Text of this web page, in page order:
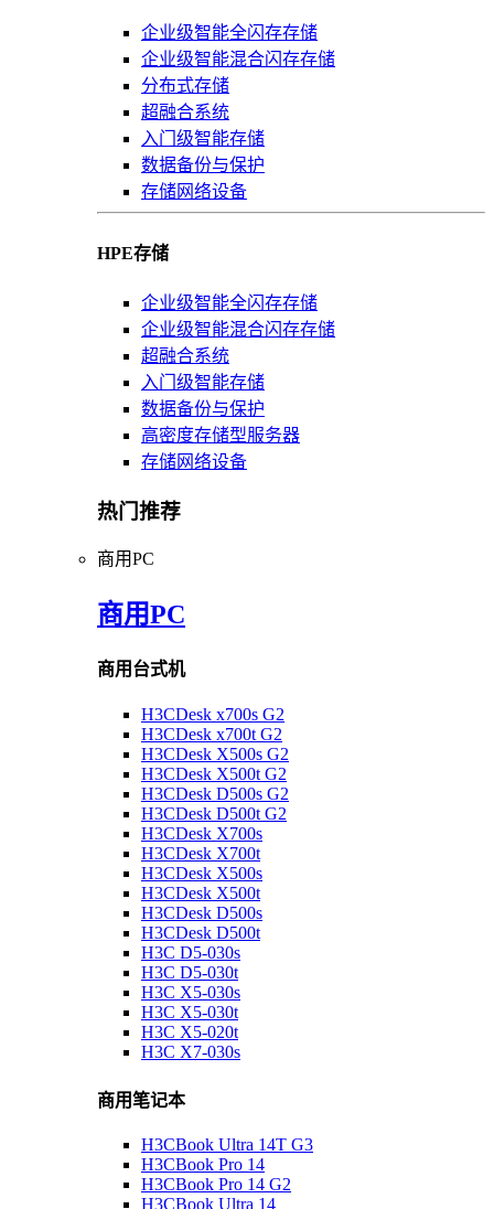
企业级智能全闪存存储
企业级智能混合闪存存储
分布式存储
超融合系统
入门级智能存储
数据备份与保护
存储网络设备
HPE存储
企业级智能全闪存存储
企业级智能混合闪存存储
超融合系统
入门级智能存储
数据备份与保护
高密度存储型服务器
存储网络设备
热门推荐
商用PC
商用PC
商用台式机
H3CDesk x700s G2
H3CDesk x700t G2
H3CDesk X500s G2
H3CDesk X500t G2
H3CDesk D500s G2
H3CDesk D500t G2
H3CDesk X700s
H3CDesk X700t
H3CDesk X500s
H3CDesk X500t
H3CDesk D500s
H3CDesk D500t
H3C D5-030s
H3C D5-030t
H3C X5-030s
H3C X5-030t
H3C X5-020t
H3C X7-030s
商用笔记本
H3CBook Ultra 14T G3
H3CBook Pro 14
H3CBook Pro 14 G2
H3CBook Ultra 14